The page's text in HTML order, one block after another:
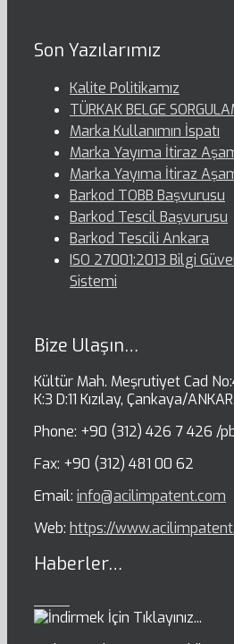
Son Yazılarımız
Kalite Politikamız
TÜRKAK BELGE
Marka Kullanımın İspatı
Marka Yayıma İtiraz
Marka Yayıma İtiraz
Barkod TOBB Başvurusu
Barkod Tescil Başvurusu
Barkod Tescili Ankara
ISO 27001:2013 Bilgi
Sistemi
Bize Ulaşın…
Kültür Mah. Meşrutiyet Cad
K:3 D:11 Kızılay, Çankaya/
Phone: +90 (312) 426 7 426 /
Fax: +90 (312) 481 00 62
Email: info@acilimpatent.com
Web: https://
Haberler…